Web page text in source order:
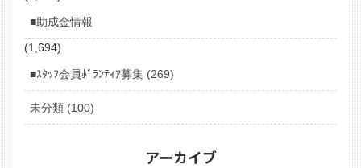
■助成金情報
(1,694)
■ｽﾀｯﾌ会員ﾎﾞﾗﾝﾃｨｱ募集 (269)
未分類 (100)
アーカイブ